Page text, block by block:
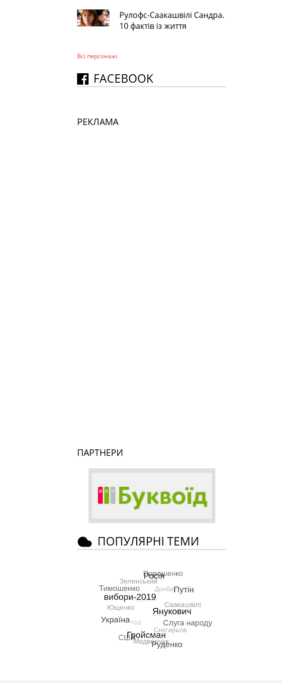
Рулофс-Саакашвілі Сандра.
10 фактів із життя
Всі персонажi
FACEBOOK
РЕКЛАМА
ПАРТНЕРИ
ПОПУЛЯРНІ ТЕМИ